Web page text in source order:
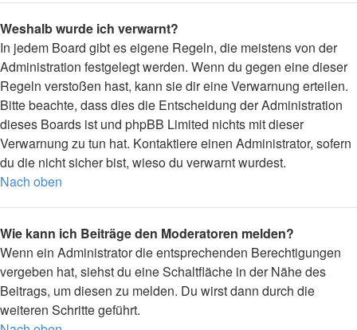
Weshalb wurde ich verwarnt?
In jedem Board gibt es eigene Regeln, die meistens von der
Administration festgelegt werden. Wenn du gegen eine dieser
Regeln verstoßen hast, kann sie dir eine Verwarnung erteilen.
Bitte beachte, dass dies die Entscheidung der Administration
dieses Boards ist und phpBB Limited nichts mit dieser
Verwarnung zu tun hat. Kontaktiere einen Administrator, sofern
du die nicht sicher bist, wieso du verwarnt wurdest.
Nach oben
Wie kann ich Beiträge den Moderatoren melden?
Wenn ein Administrator die entsprechenden Berechtigungen
vergeben hat, siehst du eine Schaltfläche in der Nähe des
Beitrags, um diesen zu melden. Du wirst dann durch die
weiteren Schritte geführt.